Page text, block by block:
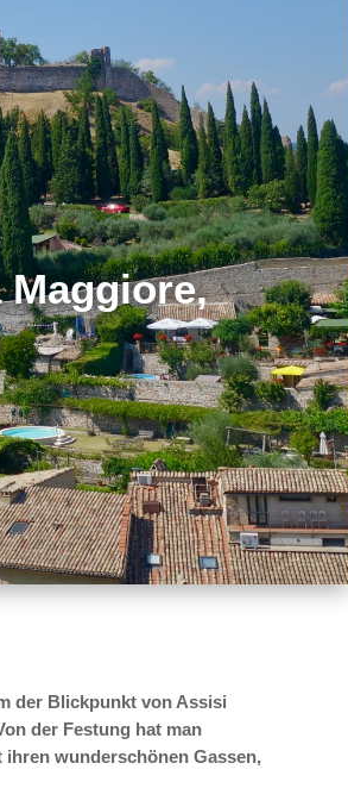
der Blickpunkt von Assisi
der Festung hat man
wunderschönen Gassen,